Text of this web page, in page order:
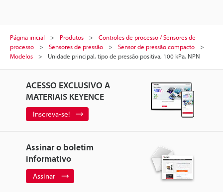
Página inicial Produtos
Controles de processo / Sensores de
processo
Sensores de pressão
Sensor de pressão compacto
Modelos
Unidade principal, tipo de pressão positiva, 100 kPa, NPN
ACESSO EXCLUSIVO A
MATERIAIS KEYENCE
Inscreva-se!
Assinar o boletim
informativo
Assinar